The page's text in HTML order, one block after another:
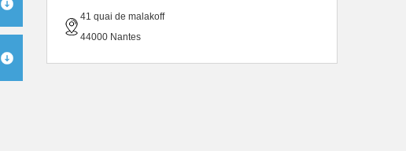
41 quai de malakoff
44000 Nantes